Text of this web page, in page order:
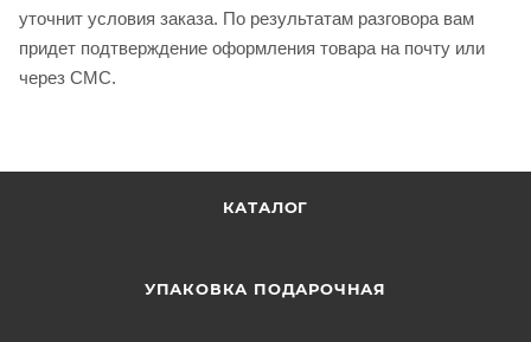
уточнит условия заказа. По результатам разговора вам
придет подтверждение оформления товара на почту или
через СМС.
КАТАЛОГ
УПАКОВКА ПОДАРОЧНАЯ